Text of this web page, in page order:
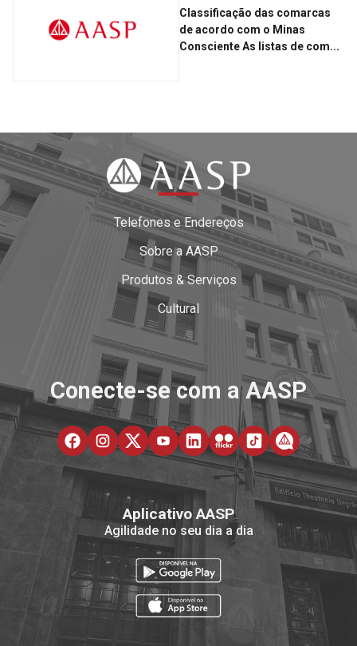
Classificação das comarcas
de acordo com o Minas
Consciente As listas de com...
Telefones e Endereços
Sobre a AASP
Produtos & Serviços
Cultural
Conecte-se com a AASP
Aplicativo AASP
Agilidade no seu dia a dia